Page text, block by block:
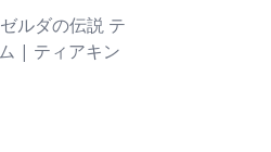
ルダの伝説 テ
| ティアキン